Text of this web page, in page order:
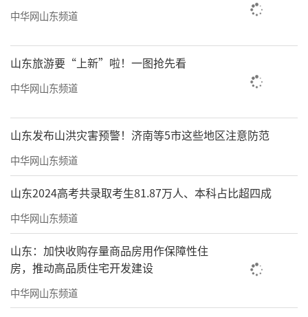
中华网山东频道
山东旅游要“上新”啦！一图抢先看
中华网山东频道
山东发布山洪灾害预警！济南等5市这些地区注意防范
中华网山东频道
山东2024高考共录取考生81.87万人、本科占比超四成
中华网山东频道
山东：加快收购存量商品房用作保障性住
房，推动高品质住宅开发建设
中华网山东频道